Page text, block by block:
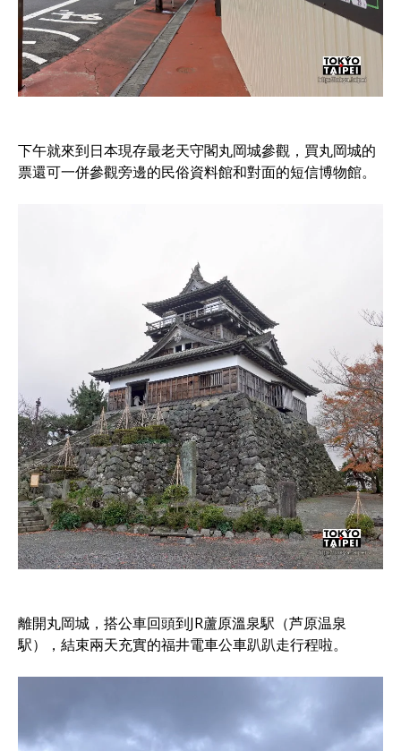
下午就來到日本現存最老天守閣丸岡城參觀，買丸岡城的
票還可一併參觀旁邊的民俗資料館和對面的短信博物館。
離開丸岡城，搭公車回頭到JR蘆原溫泉駅（芦原温泉
駅），結束兩天充實的福井電車公車趴趴走行程啦。